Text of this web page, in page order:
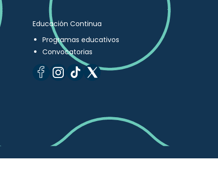
Educación Continua
Programas educativos
Convocatorias